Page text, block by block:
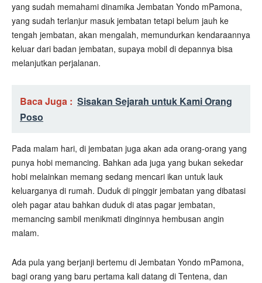
yang sudah memahami dinamika Jembatan Yondo mPamona,
yang sudah terlanjur masuk jembatan tetapi belum jauh ke
tengah jembatan, akan mengalah, memundurkan kendaraannya
keluar dari badan jembatan, supaya mobil di depannya bisa
melanjutkan perjalanan.
Baca Juga : Sisakan Sejarah untuk Kami Orang
Poso
Pada malam hari, di jembatan juga akan ada orang-orang yang
punya hobi memancing. Bahkan ada juga yang bukan sekedar
hobi melainkan memang sedang mencari ikan untuk lauk
keluarganya di rumah. Duduk di pinggir jembatan yang dibatasi
oleh pagar atau bahkan duduk di atas pagar jembatan,
memancing sambil menikmati dinginnya hembusan angin
malam.
Ada pula yang berjanji bertemu di Jembatan Yondo mPamona,
bagi orang yang baru pertama kali datang di Tentena, dan